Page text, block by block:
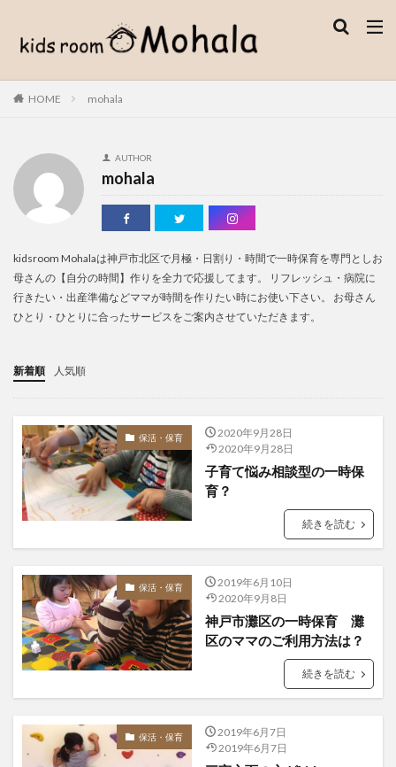
HOME mohala
AUTHOR
mohala
kidsroom Mohalaは神戸市北区で月極・日割り・時間で一時保育を専門としお
母さんの【自分の時間】作りを全力で応援してます。 リフレッシュ・病院に
行きたい・出産準備などママが時間を作りたい時にお使い下さい。 お母さん
ひとり・ひとりに合ったサービスをご案内させていただきます。
新着順 人気順
保活・保育
2020年9月28日
2020年9月28日
子育て悩み相談型の一時保
育？
続きを読む
保活・保育
2019年6月10日
2020年9月8日
神戸市灘区の一時保育 灘
区のママのご利用方法は？
続きを読む
保活・保育
2019年6月7日
2019年6月7日
カテゴリー